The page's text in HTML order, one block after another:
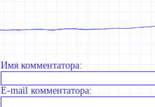
Имя комментатора:
E-mail комментатора: